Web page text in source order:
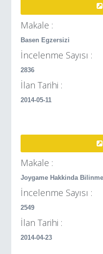
Makale :
Basen Egzersizi
İncelenme Sayısı :
2836
İlan Tarihi :
2014-05-11
Makale :
Joygame Hakkinda
İncelenme Sayısı :
2549
İlan Tarihi :
2014-04-23